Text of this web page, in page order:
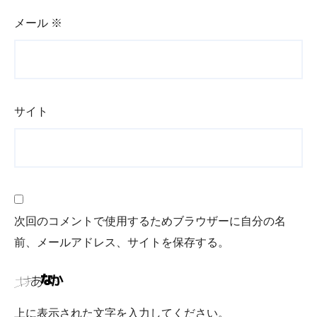
メール ※
サイト
次回のコメントで使用するためブラウザーに自分の名
前、メールアドレス、サイトを保存する。
上に表示された文字を入力してください。